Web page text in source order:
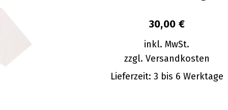
30,00 €
inkl. MwSt.
zzgl. Versandkosten
Lieferzeit: 3 bis 6 Werktage